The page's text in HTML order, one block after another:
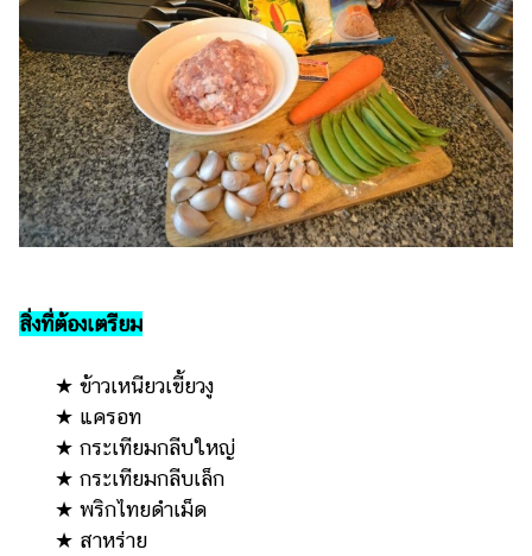
ช้อป
ปิ้ง
รถยนต์
บ้าน
และ
การ
ถือ
ราคา
ทอง
ราคา
น้ำมัน
วา
สิ่งที่ต้องเตรียม
★ ข้าวเหนียวเขี้ยวงู
★ แครอท
★ กระเทียมกลีบใหญ่
★ กระเทียมกลีบเล็ก
★ พริกไทยดำเม็ด
★ สาหร่าย